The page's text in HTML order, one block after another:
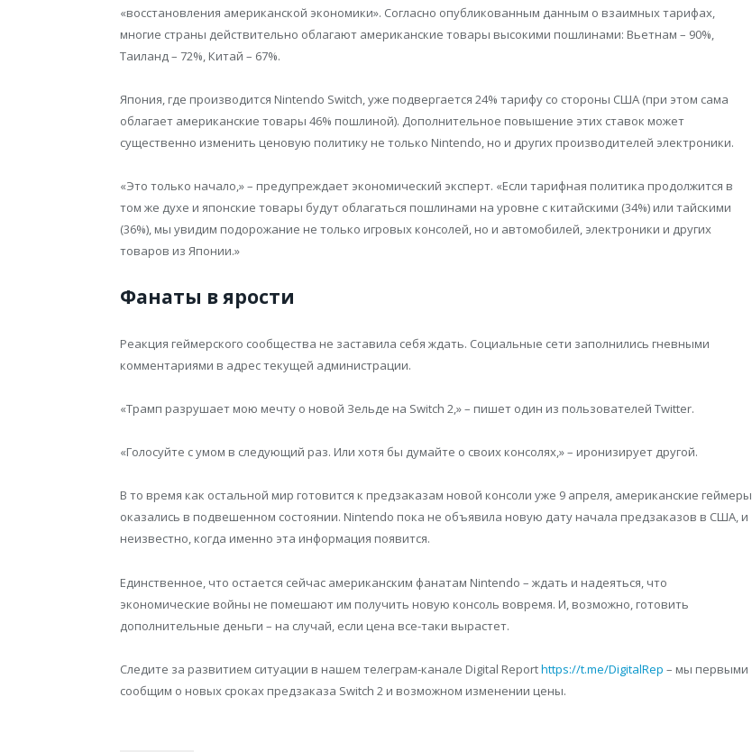
«восстановления американской экономики». Согласно опубликованным данным о взаимных тарифах,
многие страны действительно облагают американские товары высокими пошлинами: Вьетнам – 90%,
Таиланд – 72%, Китай – 67%.
Япония, где производится Nintendo Switch, уже подвергается 24% тарифу со стороны США (при этом сама
облагает американские товары 46% пошлиной). Дополнительное повышение этих ставок может
существенно изменить ценовую политику не только Nintendo, но и других производителей электроники.
«Это только начало,» – предупреждает экономический эксперт. «Если тарифная политика продолжится в
том же духе и японские товары будут облагаться пошлинами на уровне с китайскими (34%) или тайскими
(36%), мы увидим подорожание не только игровых консолей, но и автомобилей, электроники и других
товаров из Японии.»
Фанаты в ярости
Реакция геймерского сообщества не заставила себя ждать. Социальные сети заполнились гневными
комментариями в адрес текущей администрации.
«Трамп разрушает мою мечту о новой Зельде на Switch 2,» – пишет один из пользователей Twitter.
«Голосуйте с умом в следующий раз. Или хотя бы думайте о своих консолях,» – иронизирует другой.
В то время как остальной мир готовится к предзаказам новой консоли уже 9 апреля, американские геймеры
оказались в подвешенном состоянии. Nintendo пока не объявила новую дату начала предзаказов в США, и
неизвестно, когда именно эта информация появится.
Единственное, что остается сейчас американским фанатам Nintendo – ждать и надеяться, что
экономические войны не помешают им получить новую консоль вовремя. И, возможно, готовить
дополнительные деньги – на случай, если цена все-таки вырастет.
Следите за развитием ситуации в нашем телеграм-канале Digital Reporthttps://t.me/DigitalRep – мы первыми
сообщим о новых сроках предзаказа Switch 2 и возможном изменении цены.